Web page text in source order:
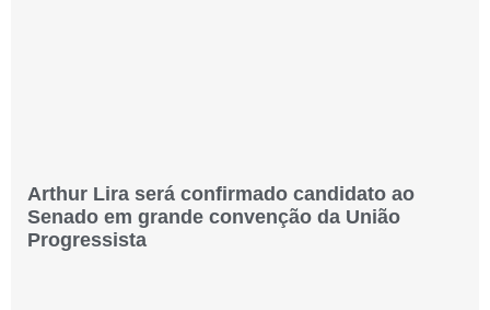
Arthur Lira será confirmado candidato ao
Senado em grande convenção da União
Progressista